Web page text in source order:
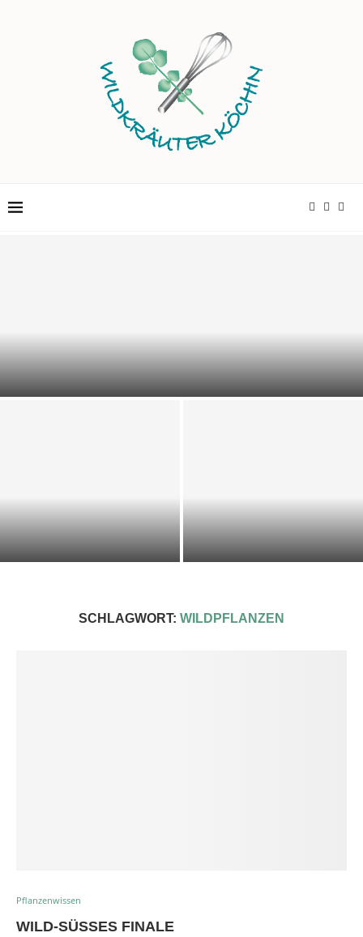
SCHLAGWORT: WILDPFLANZEN
Pflanzenwissen
WILD-SÜSSES FINALE